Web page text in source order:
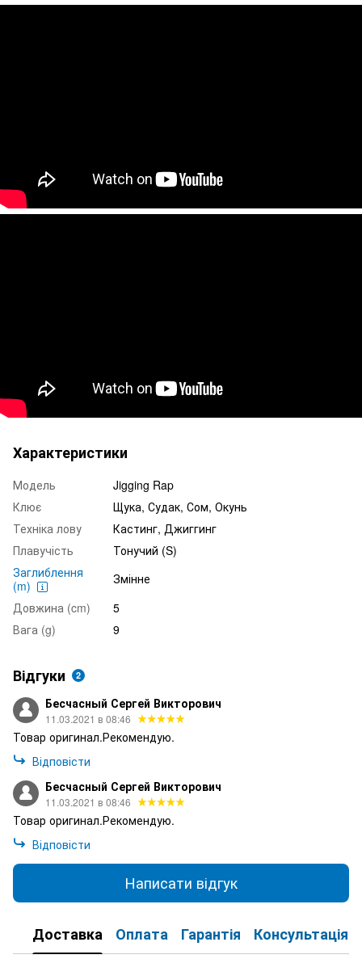
Характеристики
Модель
Jigging Rap
Клює
Щука, Судак, Сом, Окунь
Техніка лову
Кастинг, Джиггинг
Плавучість
Тонучий (S)
Заглиблення
(m)
Змінне
Довжина (cm)
5
Вага (g)
9
Відгуки 2
Бесчасный Сергей Викторович
11.03.2021 в 08:46
Товар оригинал.Рекомендую.
Відповісти
Бесчасный Сергей Викторович
11.03.2021 в 08:46
Товар оригинал.Рекомендую.
Відповісти
Написати відгук
Доставка Оплата Гарантія Консультація